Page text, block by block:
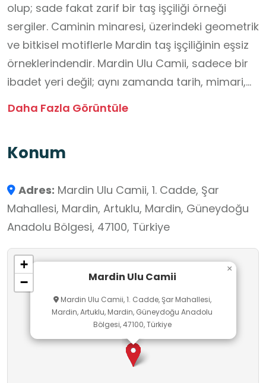
olup; sade fakat zarif bir taş işçiliği örneği
sergiler. Caminin minaresi, üzerindeki geometrik
ve bitkisel motiflerle Mardin taş işçiliğinin eşsiz
örneklerindendir. Mardin Ulu Camii, sadece bir
ibadet yeri değil; aynı zamanda tarih, mimari,
din kültürü ve sanat açısından çok katmanlı bir
kültürünü gözlemleme, hoşgörü ve çokkültürlü
bulabilirler.
Daha Fazla Görüntüle
Konum
Adres: Mardin Ulu Camii, 1. Cadde, Şar
Mahallesi, Mardin, Artuklu, Mardin, Güneydoğu
Anadolu Bölgesi, 47100, Türkiye
Mardin Ulu Camii
Mardin Ulu Camii, 1. Cadde, Şar Mahallesi,
Mardin, Artuklu, Mardin, Güneydoğu Anadolu
Bölgesi, 47100, Türkiye
×
+
−